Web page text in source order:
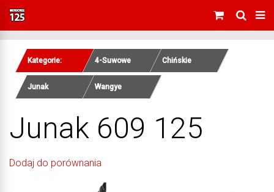
Kategorie: 4-Suwowe Chińskie
Junak Wangye
Junak 609 125
Dodaj do porównania